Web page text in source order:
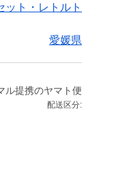
ット・レトルト
愛媛県
ル提携のヤマト便
配送区分: